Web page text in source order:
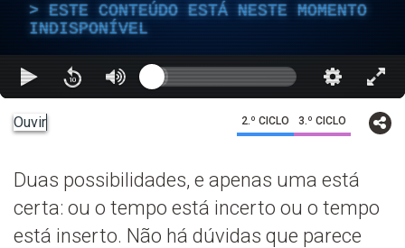
ESTE CONTEÚDO ESTÁ NESTE MOMENTO
INDISPONÍVEL
Ouvir 2.º CICLO 3.º CICLO
Duas possibilidades, e apenas uma está
certa: ou o tempo está incerto ou o tempo
está inserto. Não há dúvidas que parece